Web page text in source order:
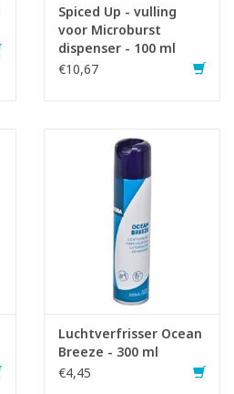
Spiced Up - vulling
voor Microburst
dispenser - 100 ml
€10,67
Luchtverfrisser Ocean
Breeze - 300 ml
€4,45